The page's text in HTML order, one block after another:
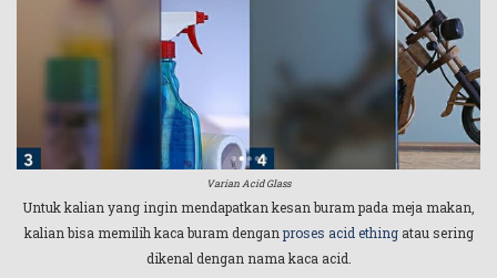
Varian Acid Glass
Untuk kalian yang ingin mendapatkan kesan buram pada meja makan,
kalian bisa memilih kaca buram dengan proses acid ethingatau sering
dikenal dengan nama kaca acid.